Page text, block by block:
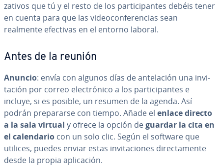
za­ti­vos que tú y el resto de los pa­r­ti­ci­pa­n­tes debéis tener
en cuenta para que las vi­deo­co­n­fe­re­n­cias sean
realmente efectivas en el entorno laboral.
Antes de la reunión
Anuncio: envía con algunos días de an­te­la­ción una in­vi­
ta­ción por correo ele­c­tró­ni­co a los pa­r­ti­ci­pa­n­tes e
incluye, si es posible, un resumen de la agenda. Así
podrán pre­pa­rar­se con tiempo. Añade el enlace directo
a la sala virtual y ofrece la opción deguardar la cita en
el ca­le­n­da­rio con un solo clic. Según el software que
utilices, puedes enviar estas in­vi­ta­cio­nes di­re­c­ta­me­n­te
desde la propia apli­ca­ción.